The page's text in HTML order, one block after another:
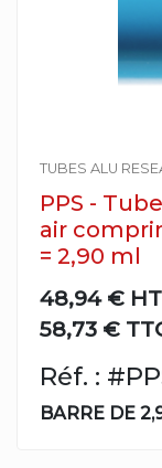
TUBES ALU
PPS -
air
= 2,90 ml
48,94 € HT
58,73 €
Réf. :
BARRE DE